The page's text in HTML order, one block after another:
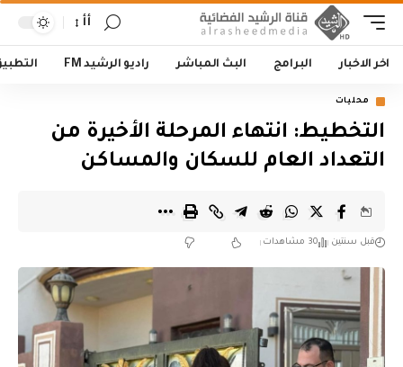
أأ
اخر الاخبار البرامج البث المباشر راديو الرشيد FM
محليات
التخطيط: انتهاء المرحلة الأخيرة من
التعداد العام للسكان والمساكن
قبل سنتين 30 مشاهدات